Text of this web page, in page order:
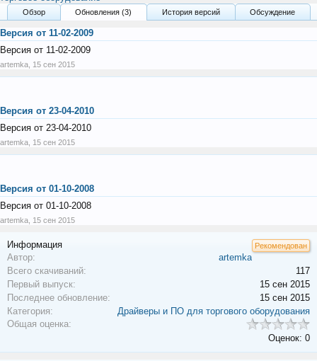
Обзoр Обновления (3) История версий Обсуждение
Версия от 11-02-2009
Версия от 11-02-2009
artemka 15 сен 2015
Версия от 23-04-2010
Версия от 23-04-2010
artemka 15 сен 2015
Версия от 01-10-2008
Версия от 01-10-2008
artemka 15 сен 2015
Рекомендован
Информация
Автор:
artemka
Всего скачиваний:
117
Первый выпуск:
15 сен 2015
Последнее обновление:
15 сен 2015
Категория:
Драйверы и ПО для торгового оборудования
Общая оценка:
Оценок: 0